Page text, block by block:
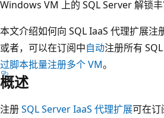
Windows VM 上的 SQL Server 解锁丰
本文介绍如何向 SQL IaaS 代理扩展注
或者，可以在订阅中自动注册所有
过脚本批量注册多个 VM。
概述
注册SQL Server IaaS 代理扩展可在订